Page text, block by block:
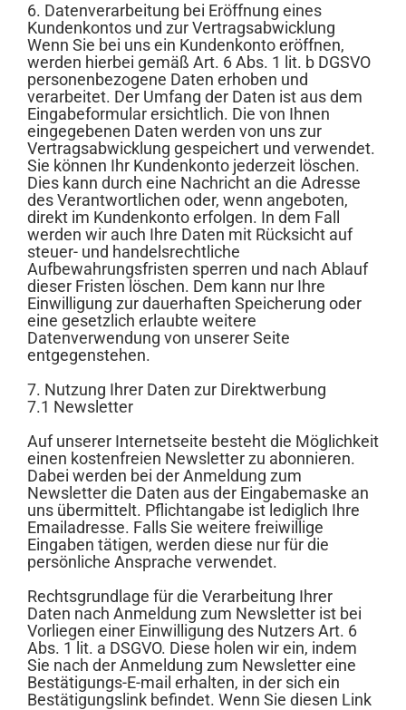
6. Datenverarbeitung bei Eröffnung eines
Kundenkontos und zur Vertragsabwicklung
Wenn Sie bei uns ein Kundenkonto eröffnen,
werden hierbei gemäß Art. 6 Abs. 1 lit. b DGSVO
personenbezogene Daten erhoben und
verarbeitet. Der Umfang der Daten ist aus dem
Eingabeformular ersichtlich. Die von Ihnen
eingegebenen Daten werden von uns zur
Vertragsabwicklung gespeichert und verwendet.
Sie können Ihr Kundenkonto jederzeit löschen.
Dies kann durch eine Nachricht an die Adresse
des Verantwortlichen oder, wenn angeboten,
direkt im Kundenkonto erfolgen. In dem Fall
werden wir auch Ihre Daten mit Rücksicht auf
steuer- und handelsrechtliche
Aufbewahrungsfristen sperren und nach Ablauf
dieser Fristen löschen. Dem kann nur Ihre
Einwilligung zur dauerhaften Speicherung oder
eine gesetzlich erlaubte weitere
Datenverwendung von unserer Seite
entgegenstehen.
7. Nutzung Ihrer Daten zur Direktwerbung
7.1 Newsletter
Auf unserer Internetseite besteht die Möglichkeit
einen kostenfreien Newsletter zu abonnieren.
Dabei werden bei der Anmeldung zum
Newsletter die Daten aus der Eingabemaske an
uns übermittelt. Pflichtangabe ist lediglich Ihre
Emailadresse. Falls Sie weitere freiwillige
Eingaben tätigen, werden diese nur für die
persönliche Ansprache verwendet.
Rechtsgrundlage für die Verarbeitung Ihrer
Daten nach Anmeldung zum Newsletter ist bei
Vorliegen einer Einwilligung des Nutzers Art. 6
Abs. 1 lit. a DSGVO. Diese holen wir ein, indem
Sie nach der Anmeldung zum Newsletter eine
Bestätigungs-E-mail erhalten, in der sich ein
Bestätigungslink befindet. Wenn Sie diesen Link